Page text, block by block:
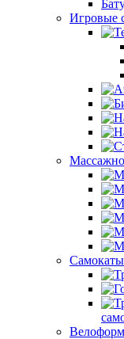
Игровые
Самокаты